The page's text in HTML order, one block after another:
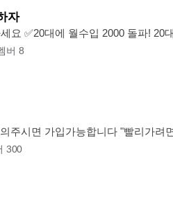
자
대 프리
과 의견을 만나며 저도 성장하기에 이 모임을 엽니다✨ 책읽
버 8
입가능합니다 "빨리가려면 혼자
소비자가아
300